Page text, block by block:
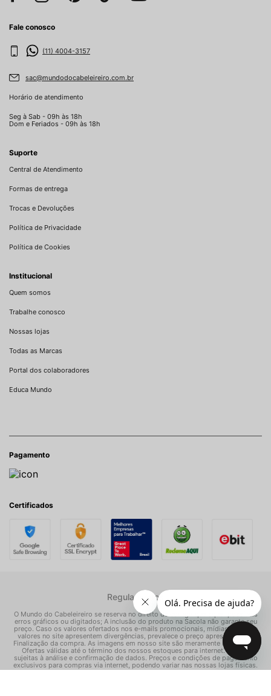
Fale conosco
(11) 4004-3157
sac@mundodocabeleireiro.com.br
Horário de atendimento
Seg à Sab - 09h às 18h
Dom e Feriados - 09h às 18h
Suporte
Central de Atendimento
Formas de entrega
Trocas e Devoluções
Política de Privacidade
Política de Cookies
Institucional
Quem somos
Trabalhe conosco
Nossas lojas
Todas as Marcas
Portal dos colaboradores
Educa Mundo
Pagamento
Certificados
Regulamentos
O Mundo do Cabeleireiro se reserva no direito de corrigir quaisquer possíveis
erros gráficos ou digitados; A inclusão do produto na Sacola não garante seu
preço. Caso os valores ofertados nos e-mails promocionais, mídias sociais e
valores no site apresentem divergências, prevalece o preço apresentado na
Finalização da compra. As imagens em nosso site são meramente ilustrativas.
Ofertas válidas até o término dos nossos estoques para internet. Vendas
sujeitas à análise e confirmação de dados. Preços e condições de pagamento
exclusivos para compras via internet, podendo variar nas nossas lojas físicas.